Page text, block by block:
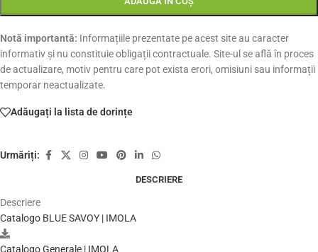
Notă importantă: Informațiile prezentate pe acest site au caracter
informativ și nu constituie obligații contractuale. Site-ul se află în proces
de actualizare, motiv pentru care pot exista erori, omisiuni sau informații
temporar neactualizate.
Adăugați la lista de dorințe
Urmăriți:
DESCRIERE
Descriere
Catalogo BLUE SAVOY | IMOLA
Catalogo Generale | IMOLA